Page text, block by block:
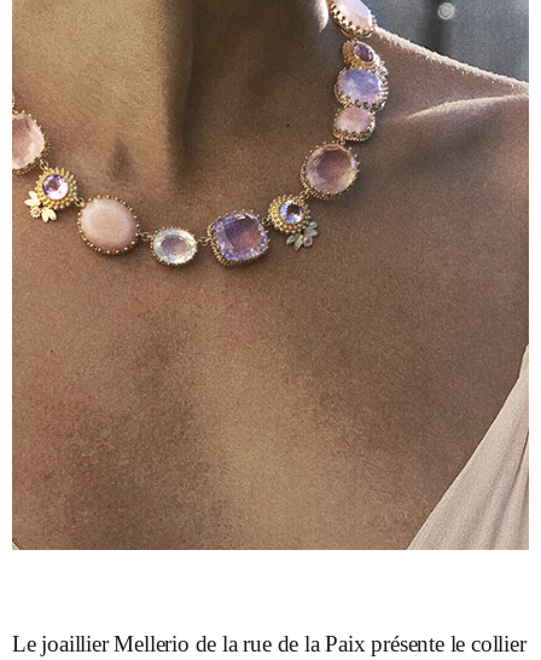
Le joaillier Mellerio de la rue de la Paix présente le collier